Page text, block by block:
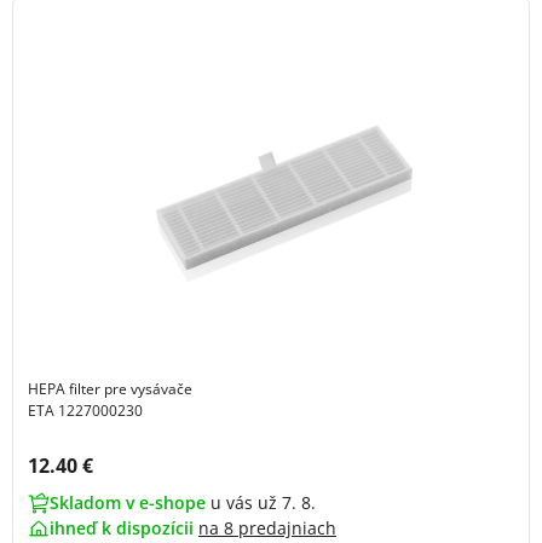
HEPA filter pre vysávače
ETA 1227000230
Cena s DPH:
12.40 €
Skladom v e-shope u vás už 7. 8.
ihneď k dispozícii na 8 predajniach